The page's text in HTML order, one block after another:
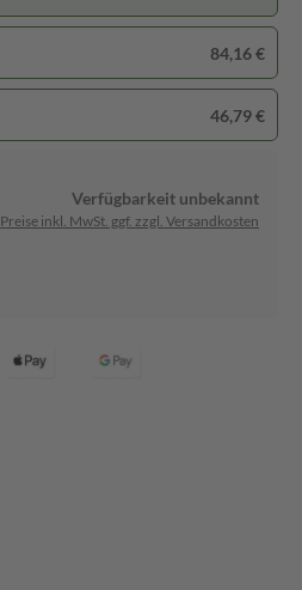
84,16 €
46,79 €
Verfügbarkeit unbekannt
Preise inkl. MwSt. ggf. zzgl. Versandkosten